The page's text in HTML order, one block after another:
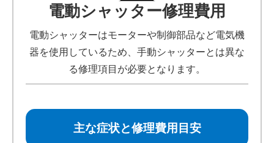
電動シャッター修理費用
電動シャッターはモーターや制御部品など電気機
器を使用しているため、手動シャッターとは異な
る修理項目が必要となります。
主な症状と修理費用目安